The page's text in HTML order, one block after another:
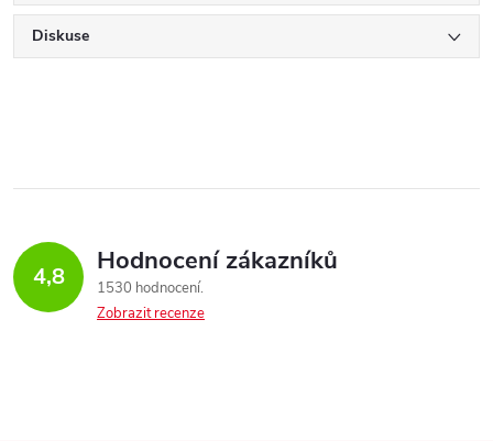
Diskuse
4,8 Hodnocení zákazníků
1530 hodnocení
Zobrazit recenze